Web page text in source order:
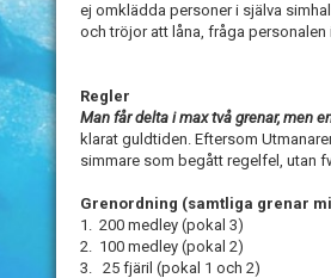
ej omklädda personer i själva
och tröjor att låna, fråga
Regler
Man får delta i max två grenar, men
klarat guldtiden. Eftersom
simmare som begått regelfel, utan
Grenordning (samtliga grenar
1. 200 medley (pokal 3)
2. 100 medley (pokal 2)
3. 25 fjäril (pokal 1 och 2)